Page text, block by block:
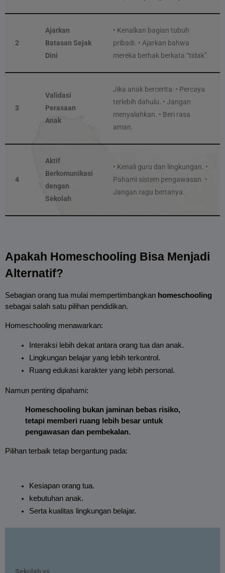
2
Ajarkan
Batasan Sejak
Dini
• Kenalkan bagian tubuh
pribadi. • Ajarkan bahwa
mereka berhak berkata “tidak”.
3
Validasi
Perasaan
Anak
Jika anak bercerita: • Percaya
terlebih dahulu. • Jangan
menyalahkan. • Beri rasa
aman.
4
Aktif
Berkomunikasi
dengan
Sekolah
• Kenali guru dan lingkungan. •
Pahami sistem pengawasan. •
Jangan ragu bertanya.
Apakah Homeschooling Bisa Menjadi
Alternatif?
Sebagian orang tua mulai mempertimbangkan homeschooling
sebagai salah satu pilihan pendidikan.
Homeschooling menawarkan:
Interaksi lebih dekat antara orang tua dan anak.
Lingkungan belajar yang lebih terkontrol.
Ruang edukasi karakter yang lebih personal.
Namun penting dipahami:
Homeschooling bukan jaminan bebas risiko,
tetapi memberi ruang lebih besar untuk
pengawasan dan pembekalan.
Pilihan terbaik tetap bergantung pada:
Kesiapan orang tua.
kebutuhan anak.
Serta kualitas lingkungan belajar.